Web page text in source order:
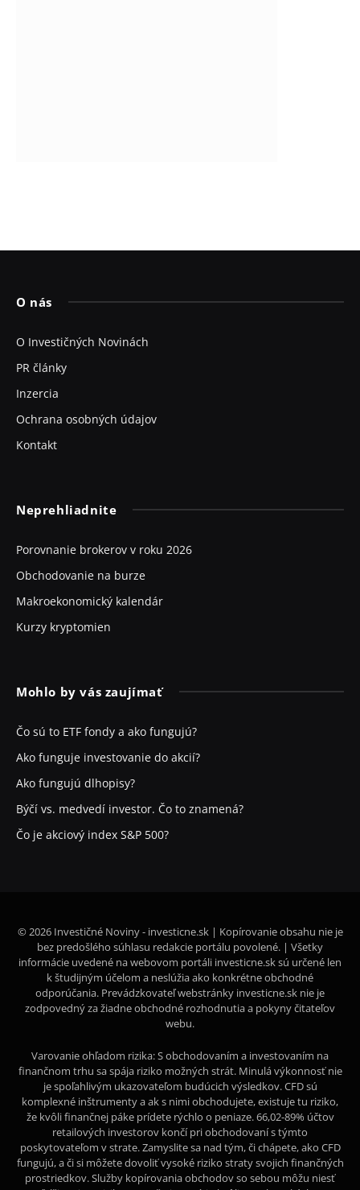
O nás
O Investičných Novinách
PR články
Inzercia
Ochrana osobných údajov
Kontakt
Neprehliadnite
Porovnanie brokerov v roku 2026
Obchodovanie na burze
Makroekonomický kalendár
Kurzy kryptomien
Mohlo by vás zaujímať
Čo sú to ETF fondy a ako fungujú?
Ako funguje investovanie do akcií?
Ako fungujú dlhopisy?
Býčí vs. medvedí investor. Čo to znamená?
Čo je akciový index S&P 500?
© 2026 Investičné Noviny - investicne.sk | Kopírovanie obsahu nie je
bez predošlého súhlasu redakcie portálu povolené. | Všetky
informácie uvedené na webovom portáli investicne.sk sú určené len
k študijným účelom a neslúžia ako konkrétne obchodné
odporúčania. Prevádzkovateľ webstránky investicne.sk nie je
zodpovedný za žiadne obchodné rozhodnutia a pokyny čitateľov
webu.
Varovanie ohľadom rizika: S obchodovaním a investovaním na
finančnom trhu sa spája riziko možných strát. Minulá výkonnosť nie
je spoľahlivým ukazovateľom budúcich výsledkov. CFD sú
komplexné inštrumenty a ak s nimi obchodujete, existuje tu riziko,
že kvôli finančnej páke prídete rýchlo o peniaze. 66,02-89% účtov
retailových investorov končí pri obchodovaní s týmto
poskytovateľom v strate. Zamyslite sa nad tým, či chápete, ako CFD
fungujú, a či si môžete dovoliť vysoké riziko straty svojich finančných
prostriedkov. Služby kopírovania obchodov so sebou môžu niesť